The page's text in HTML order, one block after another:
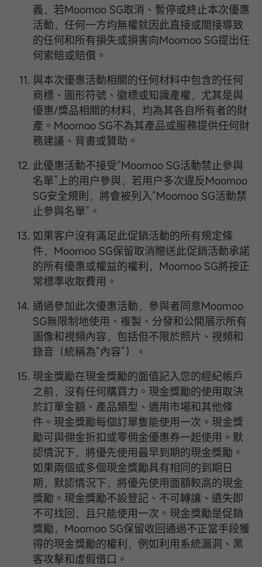
義，若Moomoo SG取消、暫停或終止本次優惠
活動，任何一方均無權就因此直接或間接導致
的任何和所有損失或損害向Moomoo SG提出任
何索賠或賠償。
與本次優惠活動相關的任何材料中包含的任何
商標、圖形符號、徽標或知識產權，尤其是與
優惠/獎品相關的材料，均為其各自所有者的財
產。Moomoo SG不為其產品或服務提供任何財
務建議、背書或贊助。
此優惠活動不接受“Moomoo SG活動禁止參與
名單”上的用户參與，若用户多次違反Moomoo
SG安全規則，將會被列入“Moomoo SG活動禁
止參與名單”。
如果客户沒有滿足此促銷活動的所有規定條
件，Moomoo SG保留取消贈送此促銷活動承諾
的所有優惠或權益的權利，Moomoo SG將按正
常標準收取費用。
通過參加此次優惠活動，參與者同意Moomoo
SG無限制地使用、複製、分發和公開展示所有
圖像和視頻內容，包括但不限於照片、視頻和
錄音（統稱為“內容”）。
現金獎勵在現金獎勵的面值記入您的經紀帳戶
之前，沒有任何購買力。現金獎勵的使用取決
於訂單金額、產品類型、適用市場和其他條
件。現金獎勵每個訂單隻能使用一次。現金獎
勵可與佣金折扣或零佣金優惠券一起使用。默
認情況下，將優先使用最早到期的現金獎勵。
如果兩個或多個現金獎勵具有相同的到期日
期，默認情況下，將優先使用面額較高的現金
獎勵。現金獎勵不設登記、不可轉讓、遺失即
不可找回，且只能使用一次。現金獎勵是促銷
獎勵，Moomoo SG保留收回通過不正當手段獲
得的現金獎勵的權利，例如利用系統漏洞、黑
客攻擊和虛假借口。